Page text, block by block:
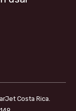
Costa Rica.